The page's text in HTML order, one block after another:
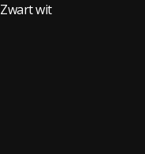
Zwart wit